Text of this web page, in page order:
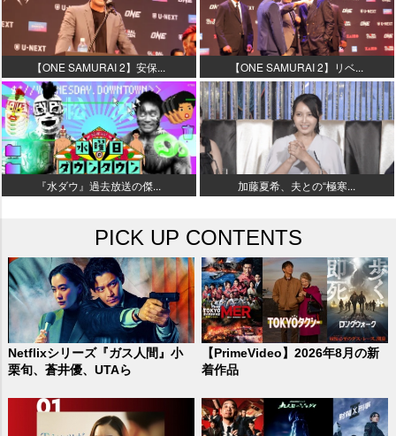
【ONE SAMURAI 2】安保... 【ONE SAMURAI 2】リベ...
『水ダウ』過去放送の傑... 加藤夏希、夫との“極寒...
PICK UP CONTENTS
Netflixシリーズ『ガス人間』小
栗旬、蒼井優、UTAら
【PrimeVideo】2026年8月の新
着作品